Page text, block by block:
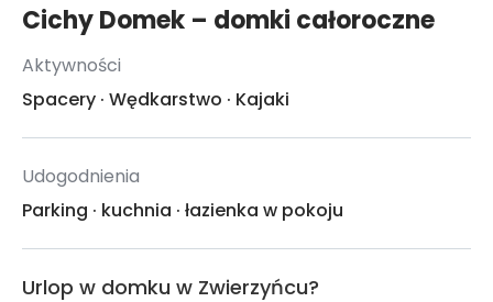
Cichy Domek – domki całoroczne
Aktywności
Spacery · Wędkarstwo · Kajaki
Udogodnienia
Parking · kuchnia · łazienka w pokoju
Urlop w domku w Zwierzyńcu?